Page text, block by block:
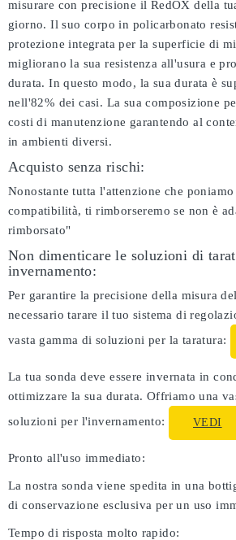
misurare con precisione il RedOX della
giorno. Il suo corpo in policarbonato
protezione integrata per la superficie di
migliorano la sua resistenza all'usura e
durata. In questo modo, la sua durata è
nell'82% dei casi. La sua composizione
costi di manutenzione garantendo al
in ambienti diversi.
Acquisto senza rischi:
Nonostante tutta l'attenzione che
compatibilità, ti rimborseremo se non è
rimborsato"
Non dimenticare le soluzioni di
invernamento:
Per garantire la precisione della misura
necessario tarare il tuo sistema di
vasta gamma di soluzioni per la taratura:
La tua sonda deve essere invernata in
ottimizzare la sua durata. Offriamo una
soluzioni per l'invernamento:
VEDI
Pronto all'uso immediato:
La nostra sonda viene spedita in una
di conservazione esclusiva per un uso
Tempo di risposta molto rapido: